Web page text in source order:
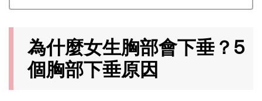
為什麼女生胸部會下垂？5
個胸部下垂原因